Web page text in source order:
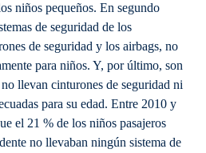
niños pequeños. En segundo
de seguridad de los
de seguridad y los airbags, no
para niños. Y, por último, son
llevan cinturones de seguridad ni
para su edad. Entre 2010 y
el 21 % de los niños pasajeros
no llevaban ningún sistema de